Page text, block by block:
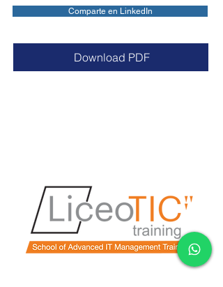
Comparte en LinkedIn
Download PDF